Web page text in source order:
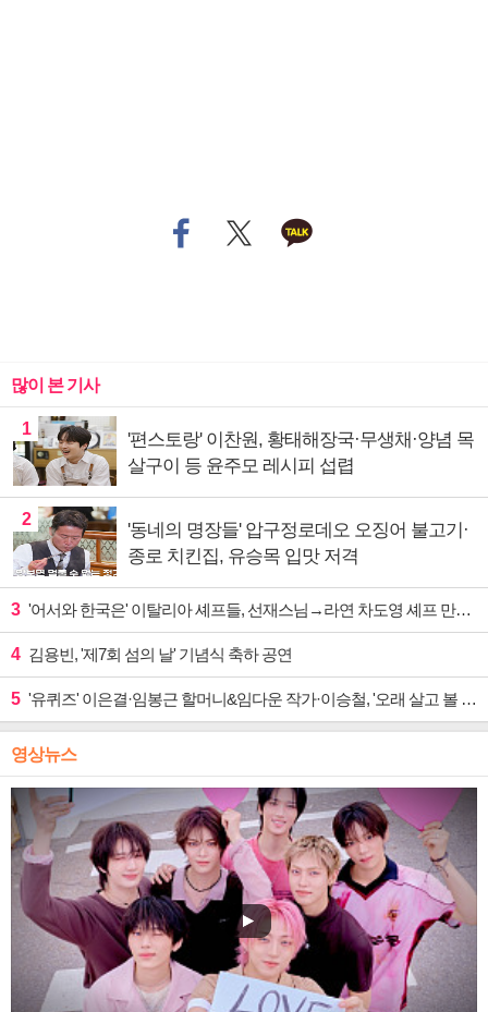
많이 본 기사
1
'편스토랑' 이찬원, 황태해장국·무생채·양념 목
살구이 등 윤주모 레시피 섭렵
2
'동네의 명장들' 압구정로데오 오징어 불고기·
종로 치킨집, 유승목 입맛 저격
3 '어서와 한국은' 이탈리아 셰프들, 선재스님→라연 차도영 셰프 만난다
4 김용빈, '제7회 섬의 날' 기념식 축하 공연
5 '유퀴즈' 이은결·임봉근 할머니&임다운 작가·이승철, '오래 살고 볼 일' 특집 출격
영상뉴스